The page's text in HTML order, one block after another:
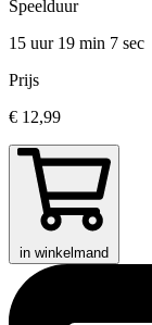
Speelduur
15 uur 19 min 7 sec
Prijs
€ 12,99
in winkelmand